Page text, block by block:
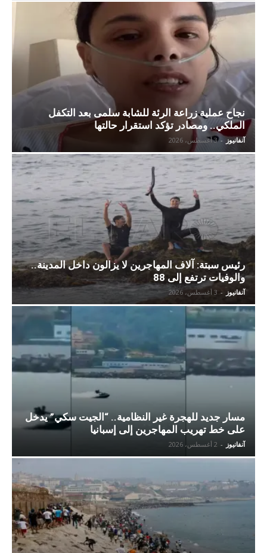
نجاح عملية زراعة الرئة للشابة سلمى بعد التكفل
الملكي.. ومصادر تؤكد استقرار حالتها
آنفانيوز - 3 أغسطس، 2026
رئيس سبتة: آلاف المهاجرين لا يزالون داخل المدينة..
والوفيات ترتفع إلى 88
آنفانيوز - 3 أغسطس، 2026
مسار جديد للهجرة غير النظامية.. “الجيت سكي” يدخل
على خط تهريب المهاجرين إلى إسبانيا
آنفانيوز - 2 أغسطس، 2026